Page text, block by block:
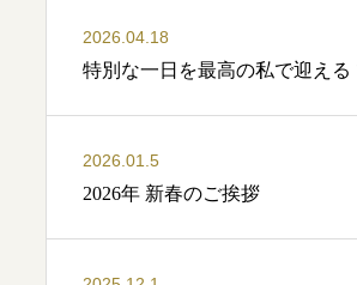
2026.04.18
特別な一日を最高の私で迎え
2026.01.5
2026年 新春のご挨拶